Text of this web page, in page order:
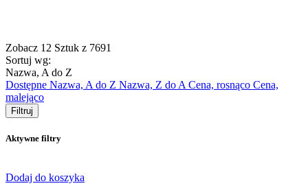
Zobacz 12 Sztuk z 7691
Sortuj wg:
Nazwa, A do Z
Dostępne Nazwa, A do Z Nazwa, Z do A Cena, rosnąco Cena,
malejąco
Filtruj
Aktywne filtry
Dodaj do koszyka